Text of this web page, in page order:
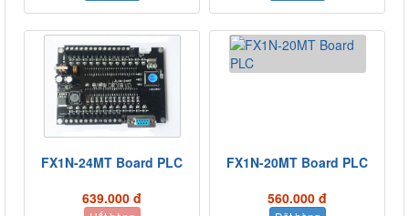
FX1N-24MT Board PLC
639.000 đ
FX1N-20MT Board PLC
560.000 đ